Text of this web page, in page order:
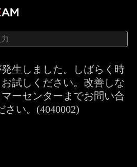
生しました。しばらく時
試しください。改善しな
ーセンターまでお問い合
さい。(4040002)